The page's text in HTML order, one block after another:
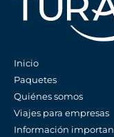
Inicio
Paquetes
Quiénes somos
Viajes para empresas
Información